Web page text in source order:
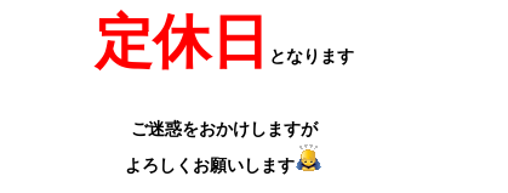
定休日 となります
ご迷惑をおかけしますが
よろしくお願いします